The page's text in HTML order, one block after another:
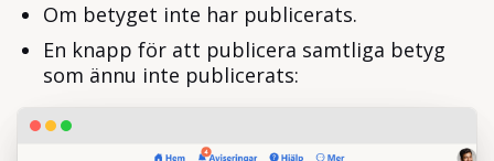
Om betyget inte har publicerats.
En knapp för att publicera samtliga betyg
som ännu inte publicerats: